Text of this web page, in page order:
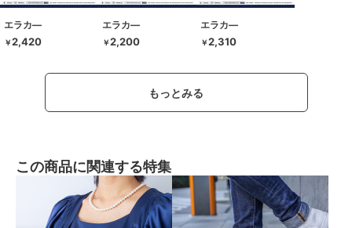
エラカ―
￥2,420
エラカ―
￥2,200
エラカ―
￥2,310
もっとみる
この商品に関連する特集